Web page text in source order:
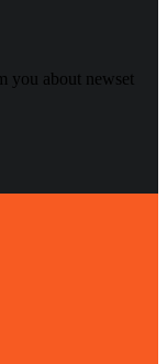
you about newset